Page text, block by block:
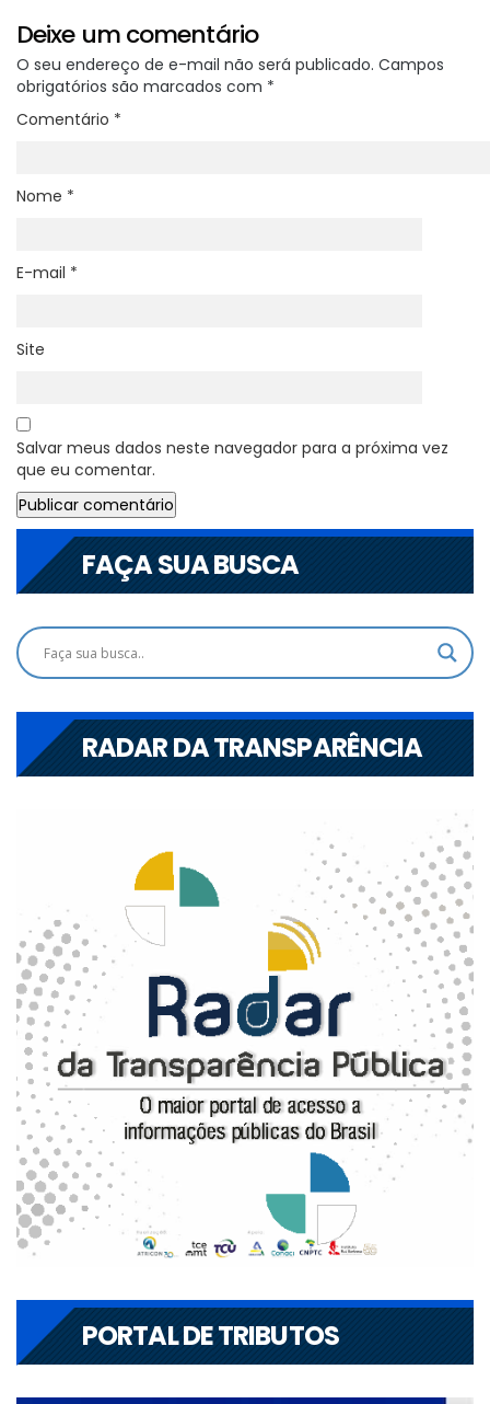
Deixe um comentário
O seu endereço de e-mail não será publicado. Campos
obrigatórios são marcados com *
Comentário *
Nome *
E-mail *
Site
Salvar meus dados neste navegador para a próxima vez
que eu comentar.
FAÇA SUA BUSCA
RADAR DA TRANSPARÊNCIA
PORTAL DE TRIBUTOS